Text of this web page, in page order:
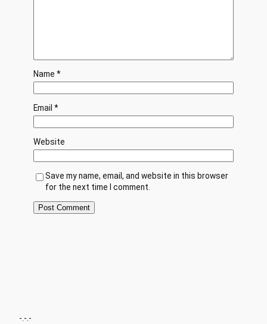
Name *
Email *
Website
Save my name, email, and website in this browser
for the next time I comment.
-.-.-